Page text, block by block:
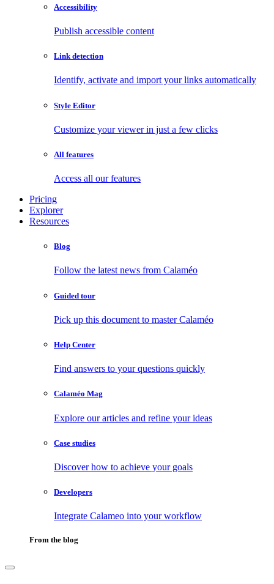
Accessibility
Publish accessible content
Link detection
Identify, activate and import your links automatically
Style Editor
Customize your viewer in just a few clicks
All features
Access all our features
Pricing
Explorer
Resources
Blog
Follow the latest news from Calaméo
Guided tour
Pick up this document to master Calaméo
Help Center
Find answers to your questions quickly
Calaméo Mag
Explore our articles and refine your ideas
Case studies
Discover how to achieve your goals
Developers
Integrate Calameo into your workflow
From the blog